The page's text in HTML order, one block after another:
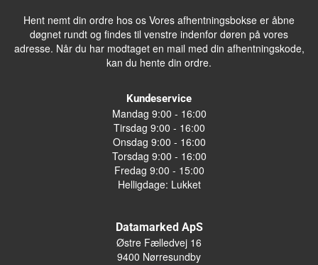
Hent nemt din ordre hos os Vores afhentningsbokse er åbne
døgnet rundt og findes til venstre indenfor døren på vores
adresse. Når du har modtaget en mail med din afhentningskode,
kan du hente din ordre.
Kundeservice
Mandag 9:00 - 16:00
Tirsdag 9:00 - 16:00
Onsdag 9:00 - 16:00
Torsdag 9:00 - 16:00
Fredag 9:00 - 15:00
Helligdage: Lukket
Datamarked ApS
Østre Fælledvej 16
9400 Nørresundby